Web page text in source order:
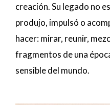
creación. Su legado no
produjo, impulsó o
hacer: mirar, reunir,
fragmentos de una
sensible del mundo.